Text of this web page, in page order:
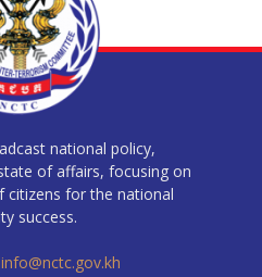
national policy,
of affairs, focusing on
citizens for the national
success.
info@nctc.gov.kh